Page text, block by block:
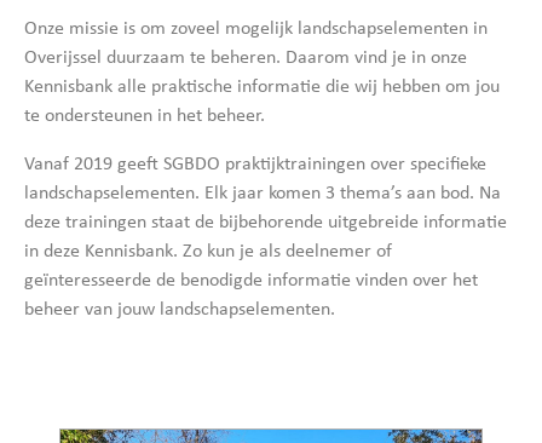
Onze missie is om zoveel mogelijk landschapselementen in
Overijssel duurzaam te beheren. Daarom vind je in onze
Kennisbank alle praktische informatie die wij hebben om jou
te ondersteunen in het beheer.
Vanaf 2019 geeft SGBDO praktijktrainingen over specifieke
landschapselementen. Elk jaar komen 3 thema’s aan bod. Na
deze trainingen staat de bijbehorende uitgebreide informatie
in deze Kennisbank. Zo kun je als deelnemer of
geïnteresseerde de benodigde informatie vinden over het
beheer van jouw landschapselementen.